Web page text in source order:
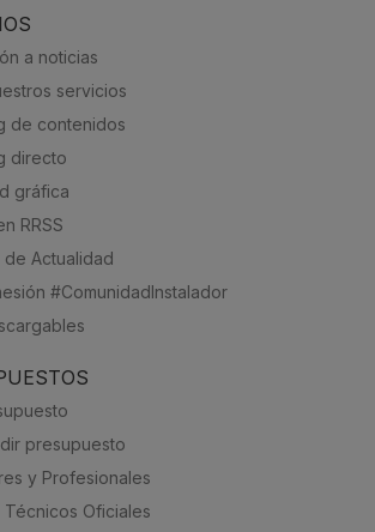
a noticias
servicios
de contenidos
directo
gráfica
RRSS
de Actualidad
#ComunidadInstalador
presupuesto
y Profesionales
Oficiales